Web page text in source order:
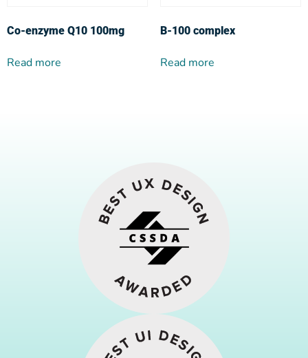
Co-enzyme Q10 100mg
Read more
Β-100 complex
Read more